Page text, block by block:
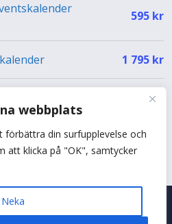
webbplats
förbättra din surfupplevelse och
att klicka på "OK", samtycker
Neka
595 kr
1 795 kr
499kr